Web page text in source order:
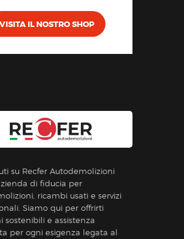
VISITA IL NOSTRO SHOP
su Recfer Autodemolizioni
di fiducia per
ricambi usati e servizi
Siamo qui per offrirti
sostenibili e assistenza
per ogni esigenza legata al